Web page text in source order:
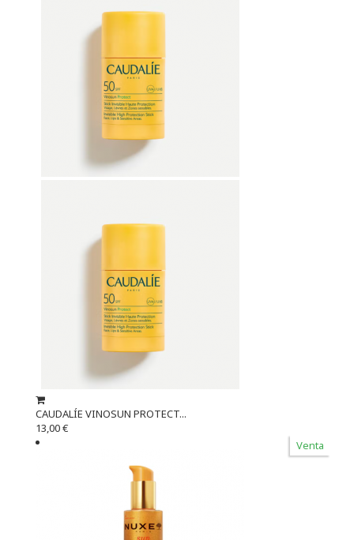
CAUDALÍE VINOSUN PROTECT...
13,00 €
Venta